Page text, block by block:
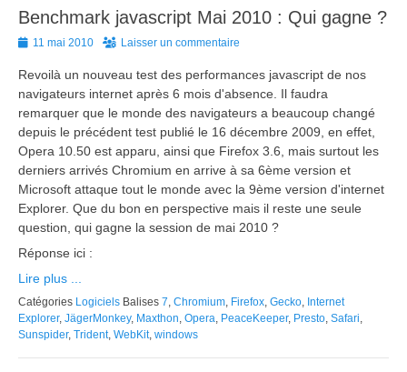
Benchmark javascript Mai 2010 : Qui gagne ?
Posted11 mai 2010 Laisser un commentaire
Revoilà un nouveau test des performances javascript de nos
navigateurs internet après 6 mois d'absence. Il faudra
remarquer que le monde des navigateurs a beaucoup changé
depuis le précédent test publié le 16 décembre 2009, en effet,
Opera 10.50 est apparu, ainsi que Firefox 3.6, mais surtout les
derniers arrivés Chromium en arrive à sa 6ème version et
Microsoft attaque tout le monde avec la 9ème version d'internet
Explorer. Que du bon en perspective mais il reste une seule
question, qui gagne la session de mai 2010 ?
Réponse ici :
Lire plus ...
Catégories Logiciels Balises 7, Chromium, Firefox, Gecko, Internet
Explorer, JägerMonkey, Maxthon, Opera, PeaceKeeper, Presto, Safari,
Sunspider, Trident, WebKit, windows